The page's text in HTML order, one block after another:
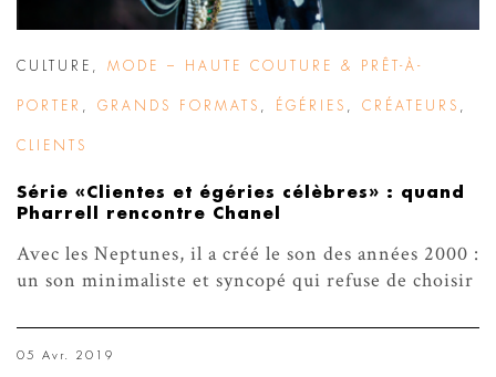
CULTURE MODE – HAUTE COUTURE & PRÊT-À-
PORTER GRANDS FORMATS ÉGÉRIES CRÉATEURS
CLIENTS
Série «Clientes et égéries célèbres» : quand
Pharrell rencontre Chanel
Avec les Neptunes, il a créé le son des années 2000 :
un son minimaliste et syncopé qui refuse de choisir
05 Avr. 2019